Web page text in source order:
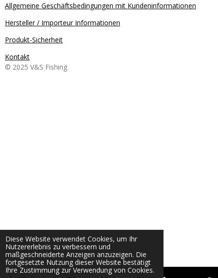
Diese Website verwendet Cookies, um Ihr
Nutzererlebnis zu verbessern und
maßgeschneiderte Anzeigen anzuzeigen. Die
fortgesetzte Nutzung dieser Website bestätigt
Ihre Zustimmung zur Verwendung von Cookies.
Allgemeine Geschäftsbedingungen mit Kundeninformationen
Hersteller / Importeur Informationen
Produkt-Sicherheit
Kontakt
© 2025 V&S Fishing